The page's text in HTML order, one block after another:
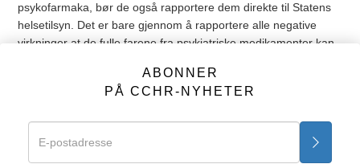
psykofarmaka, bør de også rapportere dem direkte til Statens
helsetilsyn. Det er bare gjennom å rapportere alle negative
virkninger at de fulle farene fra psykiatriske medikamenter kan
http://www.helsetilsynet.no/no/Rettigheter-klagemuligheter/
anmeld disse skadelige virkningene eller gå inn på
ABONNER
PÅ CCHR-NYHETER